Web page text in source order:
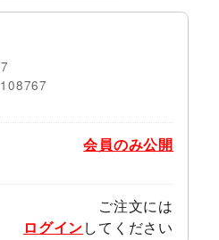
会員のみ公開
ご注文には
ログインしてください